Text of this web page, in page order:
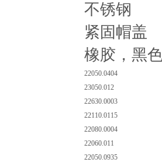
不锈钢
紧固帽盖
橡胶，黑
22050.0404
23050.012
22630.0003
22110.0115
22080.0004
22060.011
22050.0935